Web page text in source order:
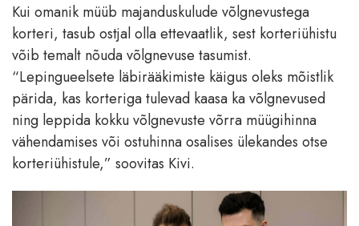
Kui omanik müüb majanduskulude võlgnevustega
korteri, tasub ostjal olla ettevaatlik, sest korteriühistu
võib temalt nõuda võlgnevuse tasumist.
“Lepingueelsete läbirääkimiste käigus oleks mõistlik
pärida, kas korteriga tulevad kaasa ka võlgnevused
ning leppida kokku võlgnevuste võrra müügihinna
vähendamises või ostuhinna osalises ülekandes otse
korteriühistule,” soovitas Kivi.